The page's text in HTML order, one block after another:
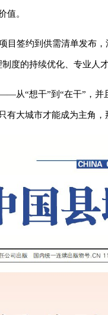
值。
目签约到供需清单发布
制度的持续优化、专业
从“想干”到“在干”，
有大城市才能成为主角